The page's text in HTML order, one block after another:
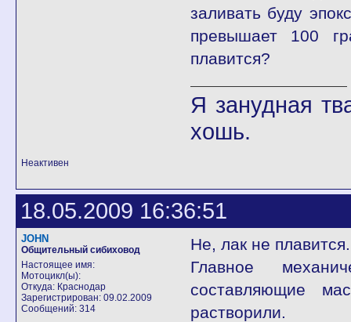
заливать буду
превышает 100
плавится?
Я занудная
хошь.
Неактивен
18.05.2009 16:36:51
JOHN
Общительный сибиховод
Настоящее имя:
Мотоцикл(ы):
Откуда: Краснодар
Зарегистрирован: 09.02.2009
Сообщений: 314
Не, лак не
Главное
составляющие
растворили.